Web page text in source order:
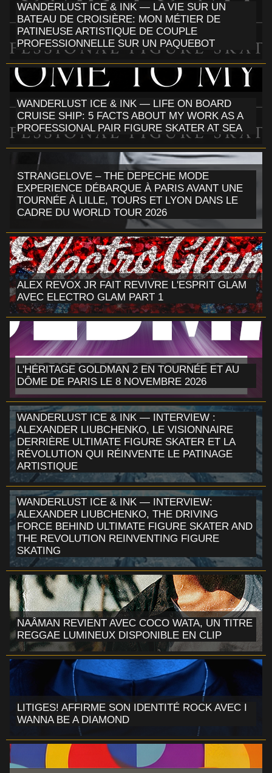
WANDERLUST ICE & INK — LA VIE SUR UN
BATEAU DE CROISIÈRE: MON MÉTIER DE
PATINEUSE ARTISTIQUE DE COUPLE
PROFESSIONNELLE SUR UN PAQUEBOT
WANDERLUST ICE & INK — LIFE ON BOARD
CRUISE SHIP: 5 FACTS ABOUT MY WORK AS A
PROFESSIONAL PAIR FIGURE SKATER AT SEA
STRANGELOVE – THE DEPECHE MODE
EXPERIENCE DÉBARQUE À PARIS AVANT UNE
TOURNÉE À LILLE, TOURS ET LYON DANS LE
CADRE DU WORLD TOUR 2026
ALEX REVOX JR FAIT REVIVRE L'ESPRIT GLAM
AVEC ELECTRO GLAM PART 1
L'HÉRITAGE GOLDMAN 2 EN TOURNÉE ET AU
DÔME DE PARIS LE 8 NOVEMBRE 2026
WANDERLUST ICE & INK — INTERVIEW :
ALEXANDER LIUBCHENKO, LE VISIONNAIRE
DERRIÈRE ULTIMATE FIGURE SKATER ET LA
RÉVOLUTION QUI RÉINVENTE LE PATINAGE
ARTISTIQUE
WANDERLUST ICE & INK — INTERVIEW:
ALEXANDER LIUBCHENKO, THE DRIVING
FORCE BEHIND ULTIMATE FIGURE SKATER AND
THE REVOLUTION REINVENTING FIGURE
SKATING
NAÂMAN REVIENT AVEC COCO WATA, UN TITRE
REGGAE LUMINEUX DISPONIBLE EN CLIP
LITIGES! AFFIRME SON IDENTITÉ ROCK AVEC I
WANNA BE A DIAMOND